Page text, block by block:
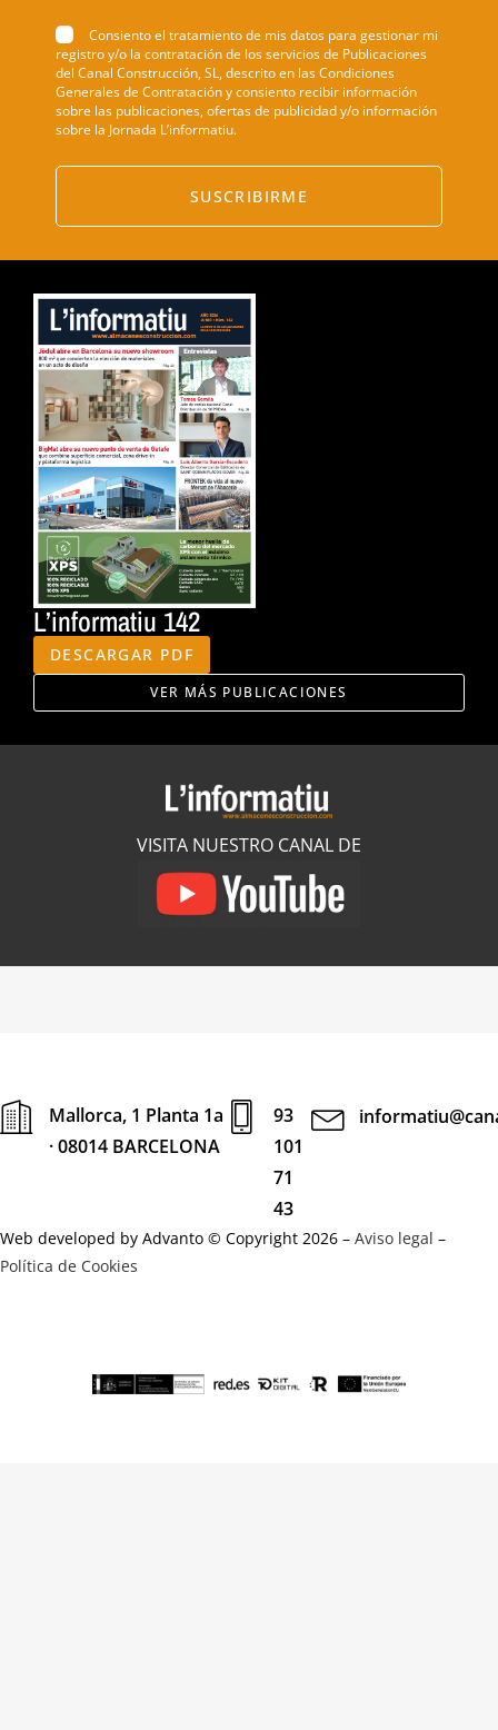
Consiento el tratamiento de mis datos para gestionar mi
registro y/o la contratación de los servicios de Publicaciones
del Canal Construcción, SL, descrito en las Condiciones
Generales de Contratación y consiento recibir información
sobre las publicaciones, ofertas de publicidad y/o información
sobre la Jornada L’informatiu.
SUSCRIBIRME
L’informatiu 142
DESCARGAR PDF
VER MÁS PUBLICACIONES
VISITA NUESTRO CANAL DE
Mallorca, 1 Planta 1a
· 08014 BARCELONA
93
101
71
43
Web developed by Advanto © Copyright 2026 – Aviso legal –
Política de Cookies